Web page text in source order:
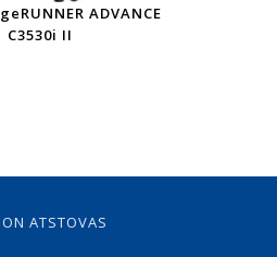
ADVANCE
C3530i II
ATSTOVAS